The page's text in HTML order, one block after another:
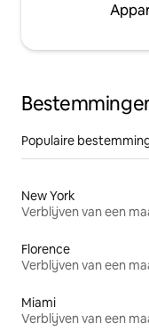
Populaire
New York
Verblijven van een
Florence
Verblijven van een
Miami
Verblijven van een